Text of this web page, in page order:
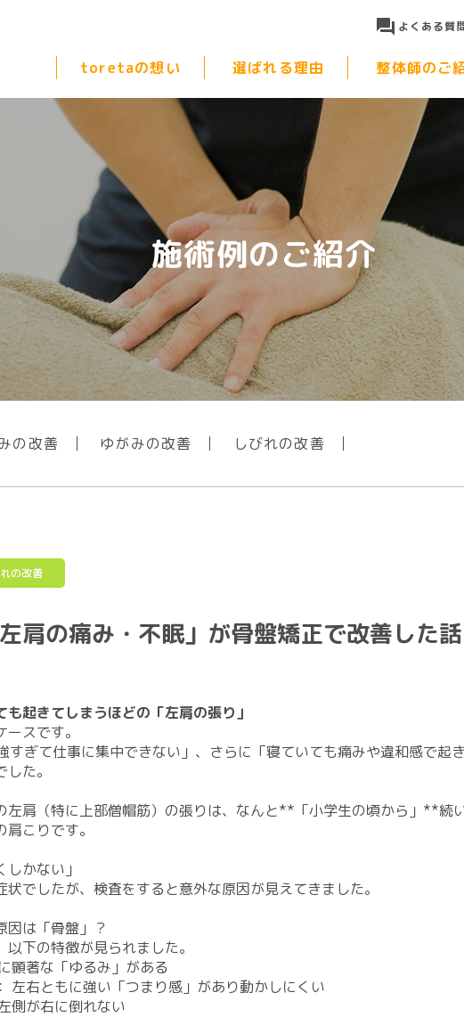
よくある質
toretaの想い 選ばれる理由 整体師のご
施術例のご紹介
の改善 ゆがみの改善 しびれの改善
の改善
肩の痛み・不眠」が骨盤矯正で改善した
起きてしまうほどの「左肩の張り」
スです。
すぎて仕事に集中できない」、さらに「寝ていても痛みや違和感で起
た。
左肩（特に上部僧帽筋）の張りは、なんと**「小学生の頃から」**続
こりです。
しかない」
でしたが、検査をすると意外な原因が見えてきました。
因は「骨盤」？
下の特徴が見られました。
顕著な「ゆるみ」がある
左右ともに強い「つまり感」があり動かしにくい
側が右に倒れない